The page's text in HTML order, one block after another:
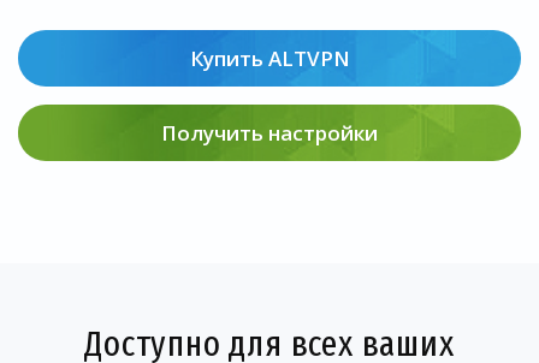
Купить ALTVPN
Получить настройки
Доступно для всех ваших